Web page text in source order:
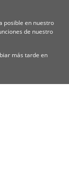
posible en nuestro
de nuestro
más tarde en